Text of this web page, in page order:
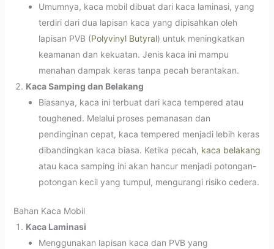
Umumnya, kaca mobil dibuat dari kaca laminasi, yang
terdiri dari dua lapisan kaca yang dipisahkan oleh
lapisan PVB (Polyvinyl Butyral) untuk meningkatkan
keamanan dan kekuatan. Jenis kaca ini mampu
menahan dampak keras tanpa pecah berantakan.
Kaca Samping dan Belakang
Biasanya, kaca ini terbuat dari kaca tempered atau
toughened. Melalui proses pemanasan dan
pendinginan cepat, kaca tempered menjadi lebih keras
dibandingkan kaca biasa. Ketika pecah, kaca belakang
atau kaca samping ini akan hancur menjadi potongan-
potongan kecil yang tumpul, mengurangi risiko cedera.
Bahan Kaca Mobil
Kaca Laminasi
Menggunakan lapisan kaca dan PVB yang